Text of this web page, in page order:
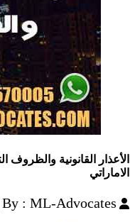
الأعذار القانونية والظروف
الاماراتي
By : ML-Advocates